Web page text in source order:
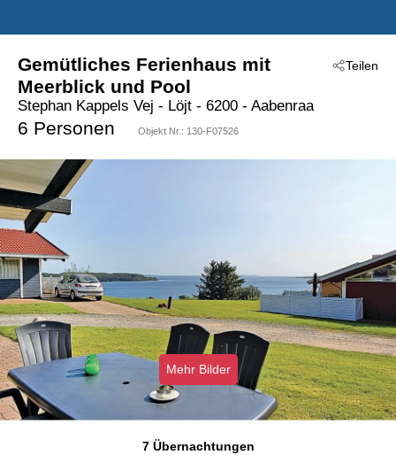
Teilen
Gemütliches Ferienhaus mit
Meerblick und Pool
Stephan Kappels Vej - Löjt - 6200 - Aabenraa
6 Personen Objekt Nr.: 130-F07526
Mehr Bilder
7 Übernachtungen